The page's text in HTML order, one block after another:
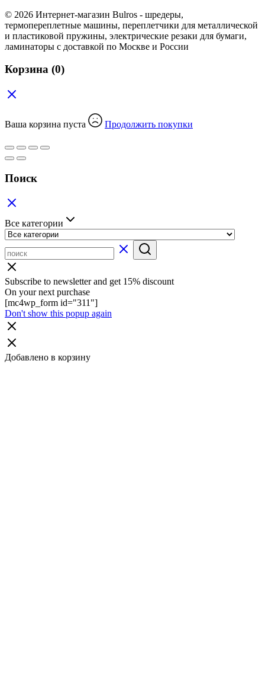
© 2026 Интернет-магазин Bulros - шредеры,
термопереплетные машины, переплетчики для металлической
и пластиковой пружины, электрические резаки для бумаги,
ламинаторы с доставкой по Москве и России
Корзина (0)
Ваша корзина пуста Продолжить покупки
Поиск
Все категории
Subscribe to newsletter and get 15% discount
On your next purchase
[mc4wp_form id="311"]
Don't show this popup again
Добавлено в корзину